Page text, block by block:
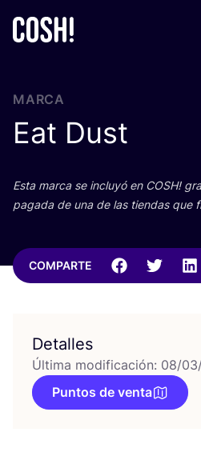
MARCA
Eat Dust
Esta mar­ca se inclu­yó en COSH!
paga­da de una de las tien­das que
COMPARTE
Detalles
Última modificación: 08/
Puntos de venta